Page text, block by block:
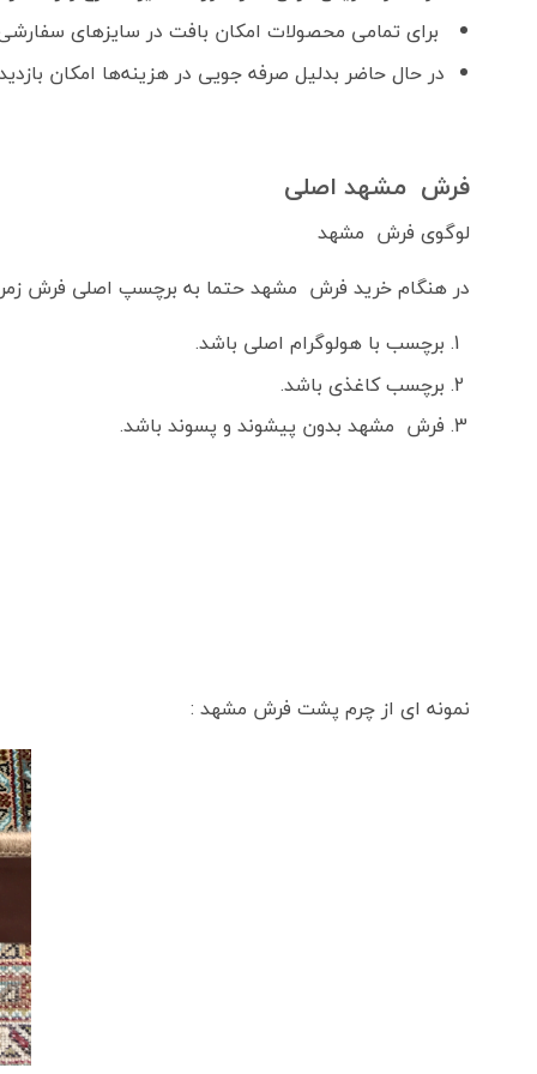
برای تمامی محصولات امکان بافت در سایزهای
در حال حاضر بدلیل صرفه جویی در هزینه‌ها امکان
فرش مشهد اصلی
لوگوی فرش مشهد
در هنگام خرید فرش مشهد حتما به برچسپ اصلی فرش
برچسب با هولوگرام اصلی باشد.
برچسب کاغذی باشد.
فرش مشهد بدون پیشوند و پسوند باشد.
نمونه ای از چرم پشت فرش مشهد :